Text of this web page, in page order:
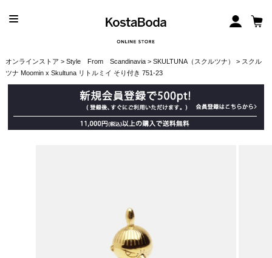
オンラインストア > Style From Scandinavia> SKULTUNA（スクルツナ）
> スクル
ツナ Moomin x Skultuna リトルミイ そり付き 751-23